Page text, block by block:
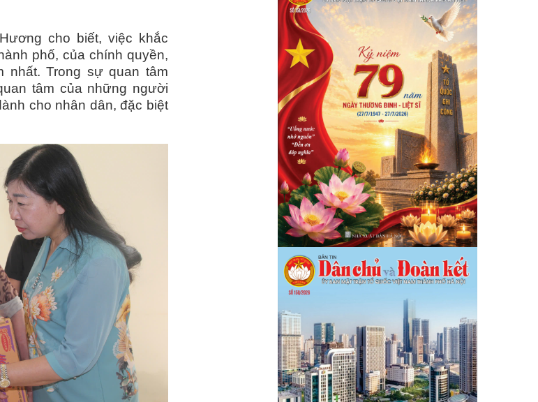
cho biết, việc khắc
phố, của chính quyền,
nhất. Trong sự quan tâm
tâm của những người
cho nhân dân, đặc biệt